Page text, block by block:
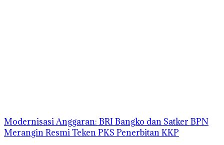
Modernisasi Anggaran: BRI Bangko dan Satker BPN
Merangin Resmi Teken PKS Penerbitan KKP